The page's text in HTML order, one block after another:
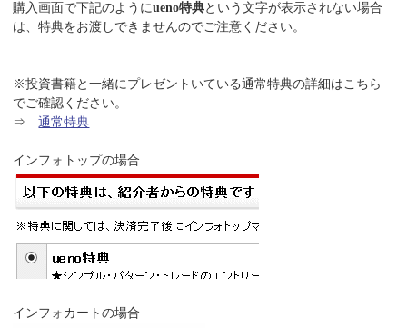
購入画面で下記のようにueno特典という文字が表示されない場合
は、特典をお渡しできませんのでご注意ください。
※投資書籍と一緒にプレゼントいている通常特典の詳細はこちら
でご確認ください。
⇒通常特典
インフォトップの場合
インフォカートの場合